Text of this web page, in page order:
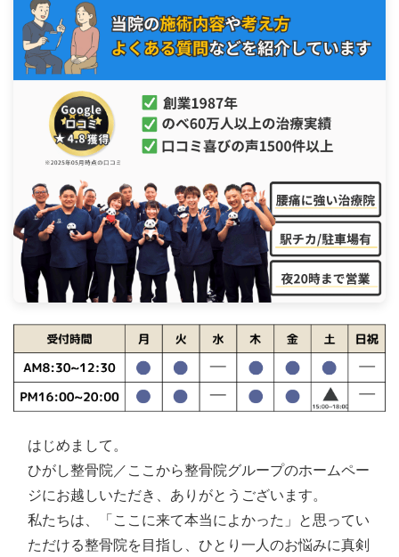
はじめまして。
ひがし整骨院／ここから整骨院グループのホームペー
ジにお越しいただき、ありがとうございます。
私たちは、「ここに来て本当によかった」と思ってい
ただける整骨院を目指し、ひとり一人のお悩みに真剣